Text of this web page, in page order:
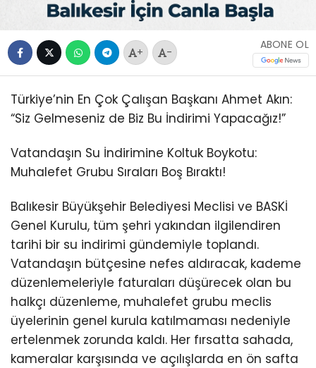
+ -
ABONE OL
Türkiye’nin En Çok Çalışan Başkanı Ahmet Akın:
“Siz Gelmeseniz de Biz Bu İndirimi Yapacağız!”
Vatandaşın Su İndirimine Koltuk Boykotu:
Muhalefet Grubu Sıraları Boş Bıraktı!
Balıkesir Büyükşehir Belediyesi Meclisi ve BASKİ
Genel Kurulu, tüm şehri yakından ilgilendiren
tarihi bir su indirimi gündemiyle toplandı.
Vatandaşın bütçesine nefes aldıracak, kademe
düzenlemeleriyle faturaları düşürecek olan bu
halkçı düzenleme, muhalefet grubu meclis
üyelerinin genel kurula katılmaması nedeniyle
ertelenmek zorunda kaldı. Her fırsatta sahada,
kameralar karşısında ve açılışlarda en ön safta